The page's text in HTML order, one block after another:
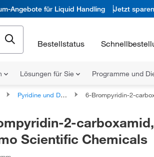
Angebote für Liquid Handling Jetzt sparen
Bestellstatus
Lösungen für Sie Programme und
Pyridine und Derivate 6-Brompyridin-2-carboxamid, 97 %,
2-
Scientific Chemicals